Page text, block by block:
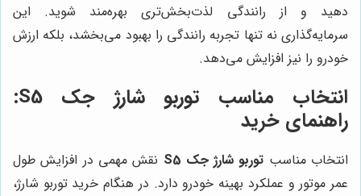
دهید و از رانندگی لذت‌بخش‌تری بهره‌مند شوید. این
سرمایه‌گذاری نه تنها تجربه رانندگی را بهبود می‌بخشد، بلکه ارزش
خودرو را نیز افزایش می‌دهد.
انتخاب مناسب توربو شارژ جک S5:
راهنمای خرید
انتخاب مناسب توربو شارژ جک S5
نقش مهمی در افزایش طول
عمر موتور و عملکرد بهینه خودرو دارد. در هنگام خرید توربو شارژ،